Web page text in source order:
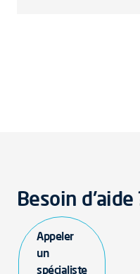
Besoin d'aide
Appeler
un
spécialiste